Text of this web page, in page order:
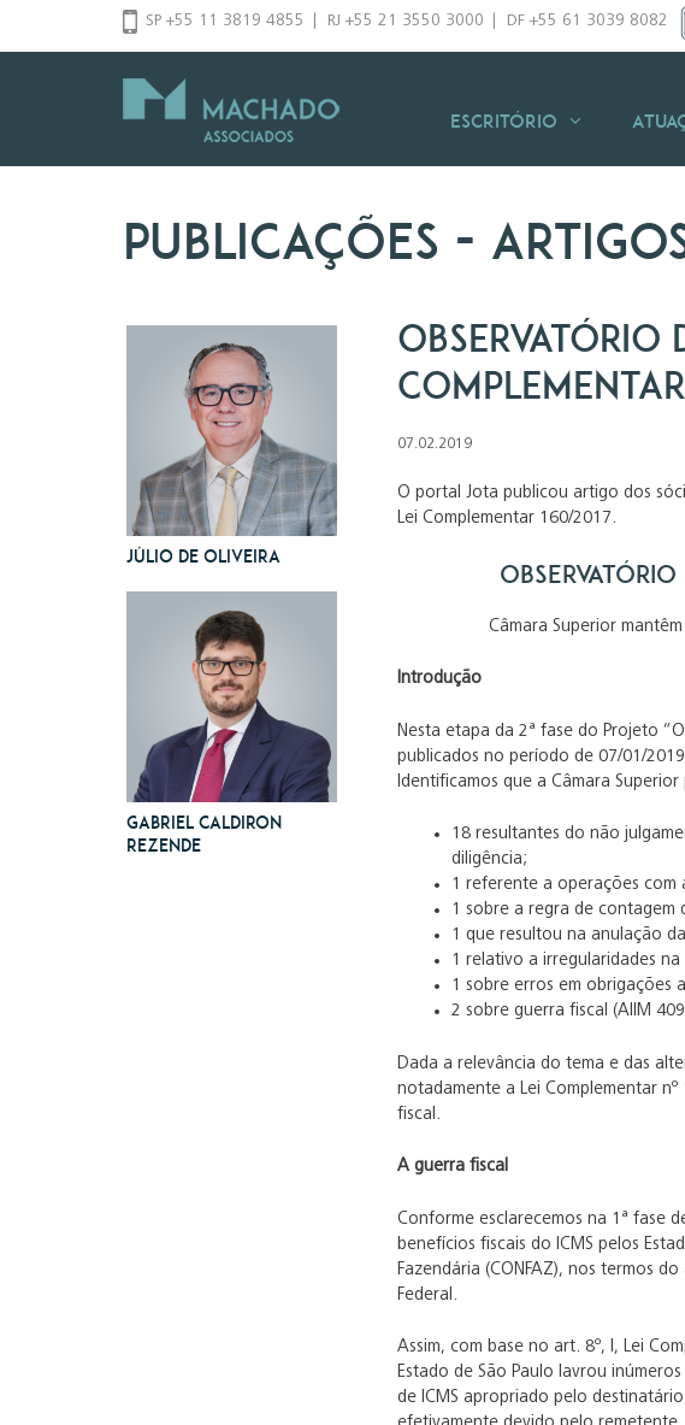
SP +55 11 3819 4855 RJ +55 21 3550 3000 DF +55 61 3039 8082
Escritório
Publicações -
Júlio de Oliveira
Gabriel Caldiron
Rezende
Observatório
Complementar
07.02.2019
O portal Jota publicou artigo dos
Lei Complementar 160/2017.
Observatório
Câmara Superior
Introdução
Nesta etapa da 2ª fase do Projeto
publicados no período de 07/01/
Identificamos que a Câmara
18 resultantes do não
diligência;
1 referente a operações com
1 sobre a regra de contagem
1 que resultou na anulação
1 relativo a irregularidades
1 sobre erros em obrigações
2 sobre guerra fiscal (AIIM
Dada a relevância do tema e das
notadamente a Lei Complementar
fiscal.
A guerra fiscal
Conforme esclarecemos na 1ª fase
benefícios fiscais do ICMS pelos
Fazendária (CONFAZ), nos termos
Federal.
Assim, com base no art. 8º, I, Lei
Estado de São Paulo lavrou
de ICMS apropriado pelo